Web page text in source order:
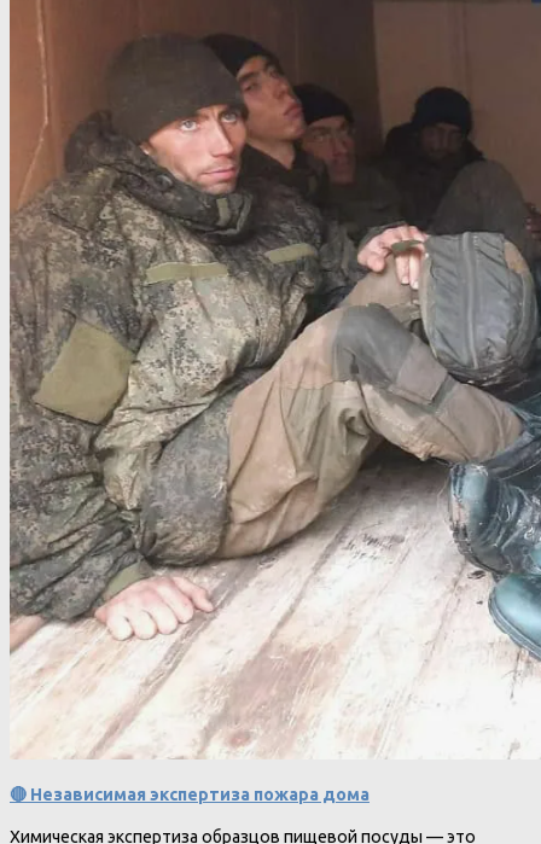
🔴 Независимая экспертиза пожара дома
Химическая экспертиза образцов пищевой посуды — это